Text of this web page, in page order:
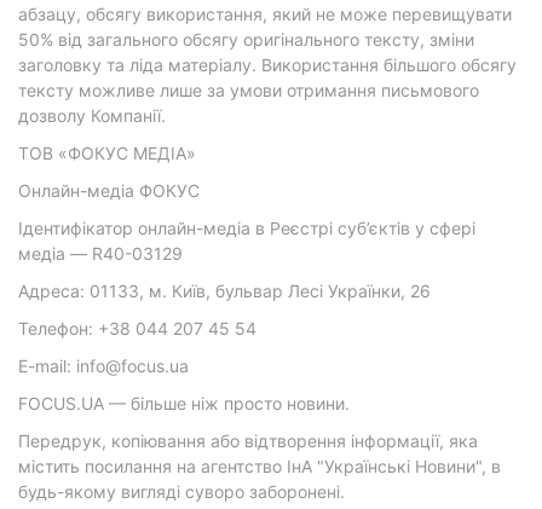
абзацу, обсягу використання, який не може перевищувати
50% від загального обсягу оригінального тексту, зміни
заголовку та ліда матеріалу. Використання більшого обсягу
тексту можливе лише за умови отримання письмового
дозволу Компанії.
ТОВ «ФОКУС МЕДІА»
Онлайн-медіа ФОКУС
Ідентифікатор онлайн-медіа в Реєстрі суб’єктів у сфері
медіа — R40-03129
Адреса: 01133, м. Київ, бульвар Лесі Українки, 26
Телефон: +38 044 207 45 54
E-mail: info@focus.ua
FOCUS.UA — більше ніж просто новини.
Передрук, копіювання або відтворення інформації, яка
містить посилання на агентство ІнА "Українські Новини", в
будь-якому вигляді суворо заборонені.